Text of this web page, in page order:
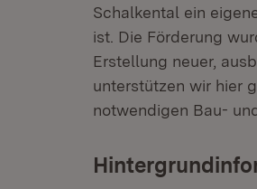
Schalkental ein
ist. Die Förderung
Erstellung neuer,
unterstützen wir hier
notwendigen Bau-